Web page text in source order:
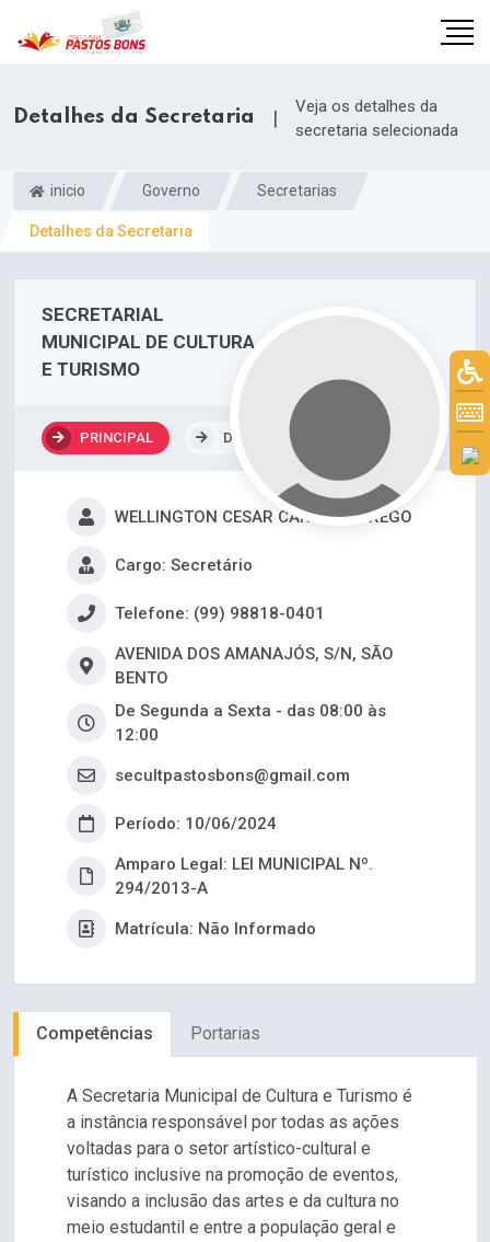
Detalhes da Secretaria |
Veja os detalhes da
secretaria selecionada
inicio Governo Secretarias
Detalhes da Secretaria
SECRETARIAL
MUNICIPAL DE CULTURA
E TURISMO
PRINCIPAL DEPARTAMENTOS
WELLINGTON CESAR CARVALHO REGO
Cargo: Secretário
Telefone: (99) 98818-0401
AVENIDA DOS AMANAJÓS, S/N, SÃO
BENTO
De Segunda a Sexta - das 08:00 às
12:00
secultpastosbons@gmail.com
Período: 10/06/2024
Amparo Legal: LEI MUNICIPAL Nº.
294/2013-A
Matrícula: Não Informado
Competências Portarias
A Secretaria Municipal de Cultura e Turismo é
a instância responsável por todas as ações
voltadas para o setor artístico-cultural e
turístico inclusive na promoção de eventos,
visando a inclusão das artes e da cultura no
meio estudantil e entre a população geral e